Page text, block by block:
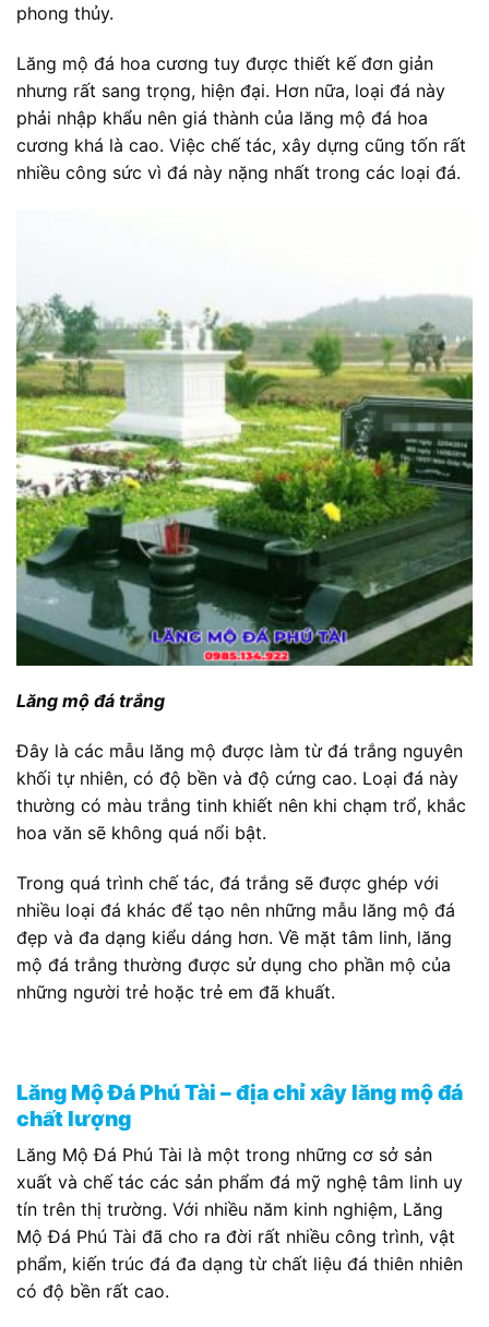
phong thủy.
Lăng mộ đá hoa cương tuy được thiết kế đơn giản
nhưng rất sang trọng, hiện đại. Hơn nữa, loại đá này
phải nhập khẩu nên giá thành của lăng mộ đá hoa
cương khá là cao. Việc chế tác, xây dựng cũng tốn rất
nhiều công sức vì đá này nặng nhất trong các loại đá.
Lăng mộ đá trắng
Đây là các mẫu lăng mộ được làm từ đá trắng nguyên
khối tự nhiên, có độ bền và độ cứng cao. Loại đá này
thường có màu trắng tinh khiết nên khi chạm trổ, khắc
hoa văn sẽ không quá nổi bật.
Trong quá trình chế tác, đá trắng sẽ được ghép với
nhiều loại đá khác để tạo nên những mẫu lăng mộ đá
đẹp và đa dạng kiểu dáng hơn. Về mặt tâm linh, lăng
mộ đá trắng thường được sử dụng cho phần mộ của
những người trẻ hoặc trẻ em đã khuất.
Lăng Mộ Đá Phú Tài – địa chỉ xây lăng mộ đá
chất lượng
Lăng Mộ Đá Phú Tài là một trong những cơ sở sản
xuất và chế tác các sản phẩm đá mỹ nghệ tâm linh uy
tín trên thị trường. Với nhiều năm kinh nghiệm, Lăng
Mộ Đá Phú Tài đã cho ra đời rất nhiều công trình, vật
phẩm, kiến trúc đá đa dạng từ chất liệu đá thiên nhiên
có độ bền rất cao.